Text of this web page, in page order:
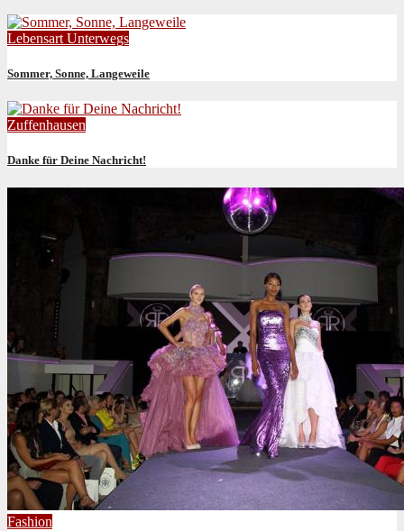
Lebensart Unterwegs
Sommer, Sonne, Langeweile
Zuffenhausen
Danke für Deine Nachricht!
Fashion